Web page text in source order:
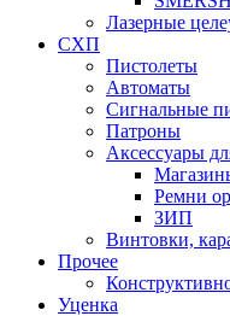
Лазерные
СХП
Пистолеты
Автоматы
Сигнальные
Патроны
Аксессуары
Ремни
ЗИП
Винтовки,
Прочее
Уценка